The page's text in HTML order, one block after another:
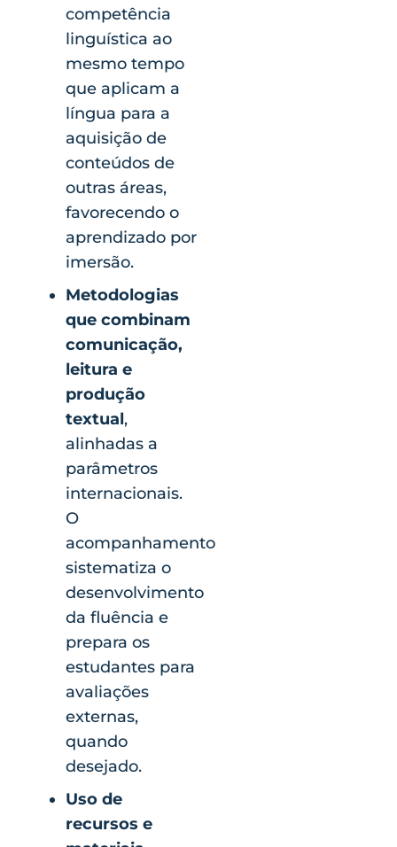
competência
linguística ao
mesmo tempo
que aplicam a
língua para a
aquisição de
conteúdos de
outras áreas,
favorecendo o
aprendizado por
imersão.
Metodologias
que combinam
comunicação,
leitura e
produção
textual,
alinhadas a
parâmetros
internacionais.
O
acompanhamento
sistematiza o
desenvolvimento
da fluência e
prepara os
estudantes para
avaliações
externas,
quando
desejado.
Uso de
recursos e